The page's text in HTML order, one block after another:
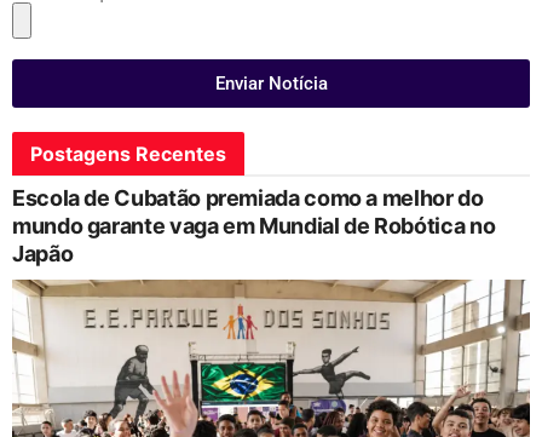
Enviar Notícia
Postagens Recentes
Escola de Cubatão premiada como a melhor do
mundo garante vaga em Mundial de Robótica no
Japão